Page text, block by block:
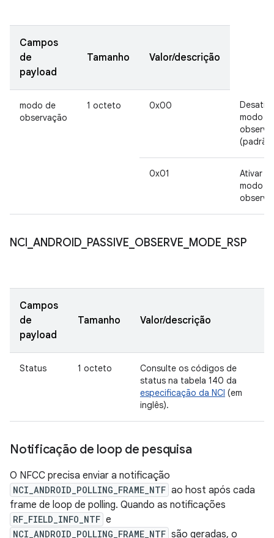
Campos
de
payload
Tamanho Valor/descrição
modo de
observação
1 octeto 0x00
modo
0x01
Ativar o
modo
NCI ANDROID PASSIVE OBSERVE MODE RSP
Campos
de
payload
Tamanho Valor/descrição
Status 1 octeto
Consulte os códigos de
status na tabela 140 da
especificação da NCI (em
inglês).
Notificação de loop de pesquisa
O NFCC precisa enviar a notificação
NCI_ANDROID_POLLING_FRAME_NTF ao host após cada
frame de loop de polling. Quando as notificações
RF_FIELD_INFO_NTF e
NCI_ANDROID_POLLING_FRAME_NTF são geradas, o